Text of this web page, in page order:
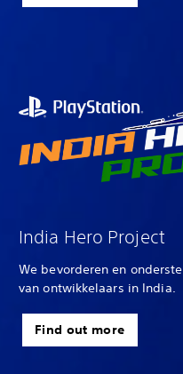
India Hero Project
We bevorderen en
van ontwikkelaars in India.
Find out more